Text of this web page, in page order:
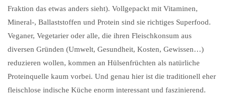
Fraktion das etwas anders sieht). Vollgepackt mit Vitaminen,
Mineral-, Ballaststoffen und Protein sind sie richtiges Superfood.
Veganer, Vegetarier oder alle, die ihren Fleischkonsum aus
diversen Gründen (Umwelt, Gesundheit, Kosten, Gewissen…)
reduzieren wollen, kommen an Hülsenfrüchten als natürliche
Proteinquelle kaum vorbei. Und genau hier ist die traditionell eher
fleischlose indische Küche enorm interessant und faszinierend.